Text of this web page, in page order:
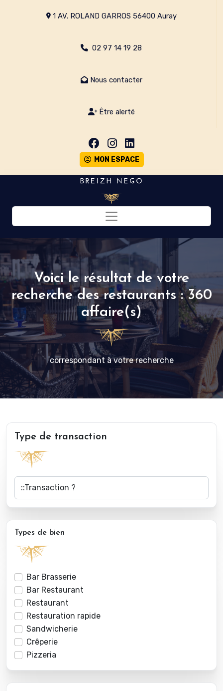
1 AV. ROLAND GARROS 56400 Auray
02 97 14 19 28
Nous contacter
Être alerté
MON ESPACE
Toggle navigation
Voici le résultat de votre
recherche des restaurants : 360
affaire(s)
correspondant à votre recherche
Type de transaction
Types de bien
Bar Brasserie
Bar Restaurant
Restaurant
Restauration rapide
Sandwicherie
Crêperie
Pizzeria